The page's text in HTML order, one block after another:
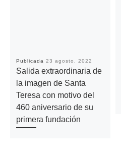
Publicada 23 agosto, 2022
Salida extraordinaria de
la imagen de Santa
Teresa con motivo del
460 aniversario de su
primera fundación